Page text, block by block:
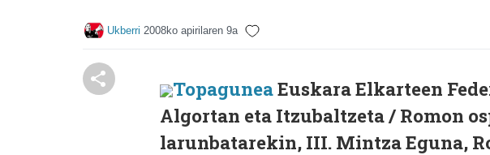
Ukberri 2008ko apirilaren 9a
TopaguneaEuskara Elkarteen
Algortan eta Itzubaltzeta / Romon
larunbatarekin, III. Mintza Eguna,